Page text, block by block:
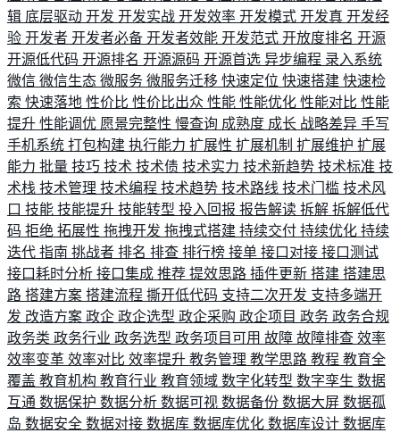
辑 底层驱动 开发 开发实战 开发效率 开发模式 开发真 开发经
验 开发者 开发者必备 开发者效能 开发范式 开放度排名 开源
开源低代码 开源排名 开源源码 开源首选 异步编程 录入系统
微信 微信生态 微服务 微服务迁移 快速定位 快速搭建 快速检
索 快速落地 性价比 性价比出众 性能 性能优化 性能对比 性能
提升 性能调优 愿景完整性 慢查询 成熟度 成长 战略差异 手写
手机系统 打包构建 执行能力 扩展性 扩展机制 扩展维护 扩展
能力 批量 技巧 技术 技术债 技术实力 技术新趋势 技术标准 技
术栈 技术管理 技术编程 技术趋势 技术路线 技术门槛 技术风
口 技能 技能提升 技能转型 投入回报 报告解读 拆解 拆解低代
码 拒绝 拓展性 拖拽开发 拖拽式搭建 持续交付 持续优化 持续
迭代 指南 挑战者 排名 排查 排行榜 接单 接口对接 接口测试
接口耗时分析 接口集成 推荐 提效思路 插件更新 搭建 搭建思
路 搭建方案 搭建流程 撕开低代码 支持二次开发 支持多端开
发 改造方案 政企 政企选型 政企采购 政企项目 政务 政务合规
政务类 政务行业 政务选型 政务项目可用 故障 故障排查 效率
效率变革 效率对比 效率提升 教务管理 教学思路 教程 教育全
覆盖 教育机构 教育行业 教育领域 数字化转型 数字孪生 数据
互通 数据保护 数据分析 数据可视 数据备份 数据大屏 数据孤
岛 数据安全 数据对接 数据库 数据库优化 数据库设计 数据库